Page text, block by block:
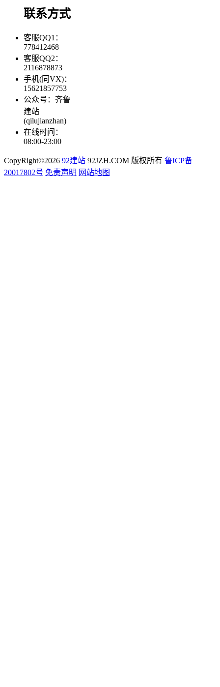
联系方式
客服QQ1：
778412468
客服QQ2：
2116878873
手机(同VX)：
15621857753
公众号：齐鲁
建站
(qilujianzhan)
在线时间：
08:00-23:00
CopyRight©2026 92建站 92JZH.COM 版权所有 鲁ICP备
20017802号 免责声明 网站地图